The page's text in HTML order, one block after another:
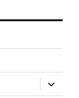
expandir